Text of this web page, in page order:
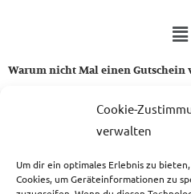
Cookie-
verwalten
Um dir ein optimales Erlebnis zu
Cookies, um Geräteinformationen zu
Warum nicht Mal einen Gutschein
Ein Gutschein von uns ist das
zum Gutschein